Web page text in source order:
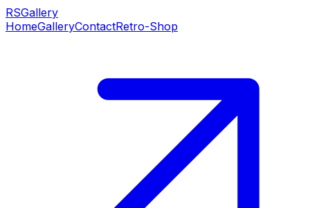
RSGallery
HomeGalleryContactRetro-Shop